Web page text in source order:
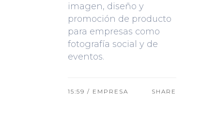
imagen, diseño y
promoción de producto
para empresas como
fotografía social y de
eventos.
15:59 / EMPRESA SHARE